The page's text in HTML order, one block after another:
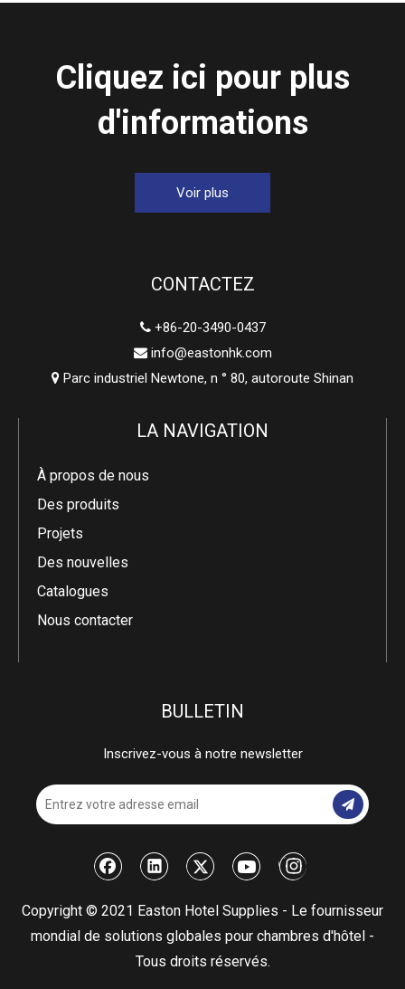
Cliquez ici pour plus
d'informations
Voir plus
CONTACTEZ
+86-20-3490-0437
 info@eastonhk.com
 Parc industriel Newtone, n ° 80, autoroute Shinan
LA NAVIGATION
À propos de nous
Des produits
Projets
Des nouvelles
Catalogues
Nous contacter
BULLETIN
Inscrivez-vous à notre newsletter
​Copyright © 2021 Easton Hotel Supplies - Le fournisseur
mondial de solutions globales pour chambres d'hôtel -
Tous droits réservés.